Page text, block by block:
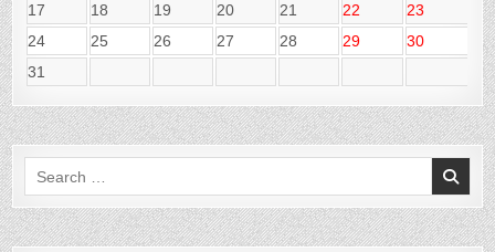
17
18 19 20 21 22
23
24
25 26 27 28 29
30
31
Search
for: